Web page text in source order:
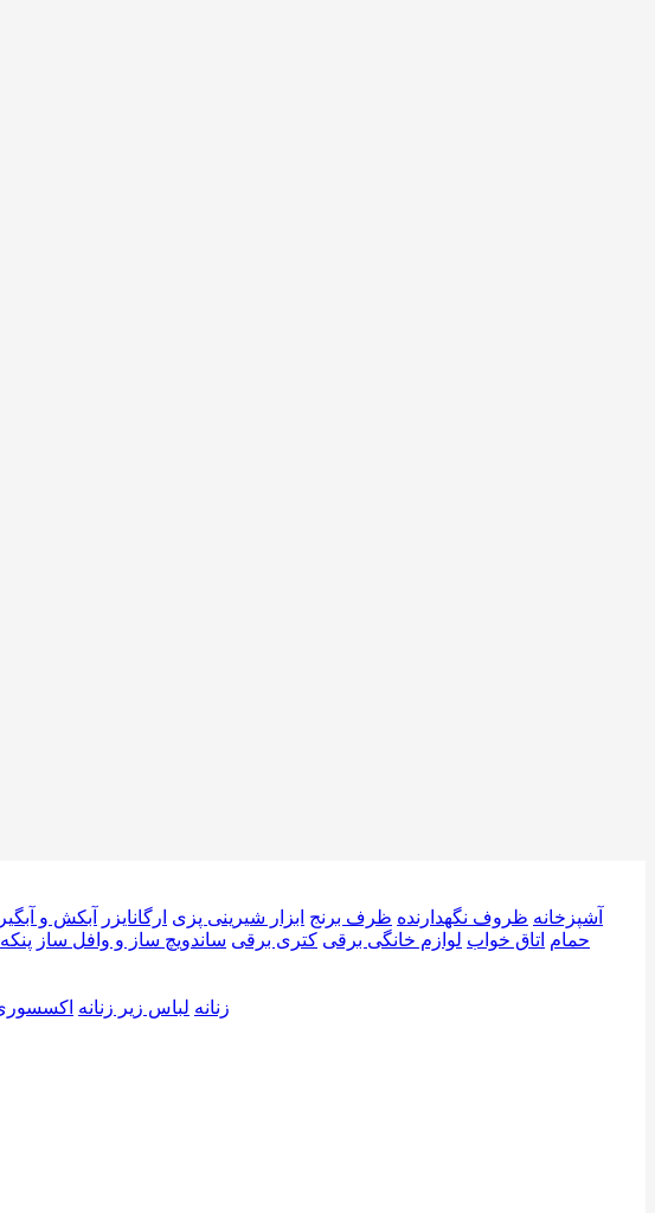
آشپزخانه ظروف نگهدارنده ظرف برنج ابزار شیرینی پزی ارگانایزر آبکش و آبگیر
حمام اتاق خواب لوازم خانگی برقی کتری برقی ساندویچ ساز و وافل ساز پنکه
زنانه لباس زیر زنانه